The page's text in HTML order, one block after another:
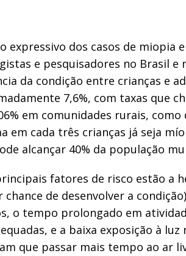
expressivo dos casos de miopia
e pesquisadores no Brasil e
da condição entre crianças e
7,6%, com taxas que
em comunidades rurais,
em cada três crianças já seja
alcançar 40% da população
fatores de risco estão a
de desenvolver a
o tempo prolongado em
e a baixa exposição à
que passar mais tempo ao ar